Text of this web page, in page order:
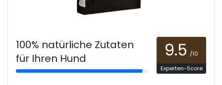
100% natürliche Zutaten
für Ihren Hund
9.5 /10
Experten-Score